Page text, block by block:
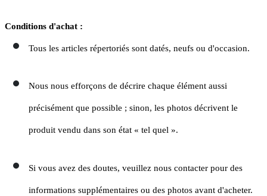
Conditions d'achat :
Tous les articles répertoriés sont datés, neufs ou d'occasion.
Nous nous efforçons de décrire chaque élément aussi
précisément que possible ; sinon, les photos décrivent le
produit vendu dans son état « tel quel ».
Si vous avez des doutes, veuillez nous contacter pour des
informations supplémentaires ou des photos avant d'acheter.